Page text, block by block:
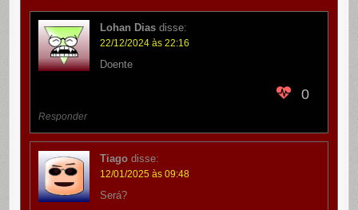
Lohan Dias disse:
22/12/2024 às 22:16
Doente
0
Responder
Tiago disse:
12/01/2025 às 09:48
Será?